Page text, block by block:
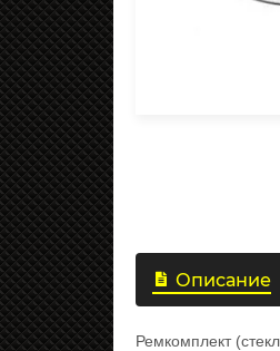
Описание
Ремкомплект